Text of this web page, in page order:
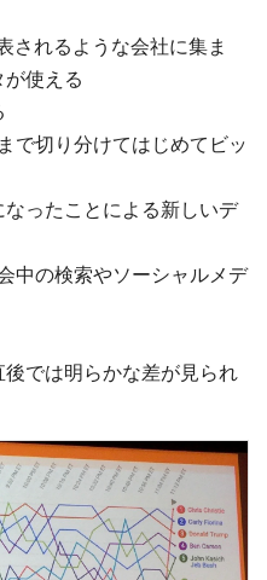
されるような会社に集ま
使える
で切り分けてはじめてビッ
ったことによる新しいデ
中の検索やソーシャルメデ
では明らかな差が見られ